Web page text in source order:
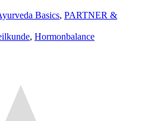
Basics, PARTNER &
, Hormonbalance